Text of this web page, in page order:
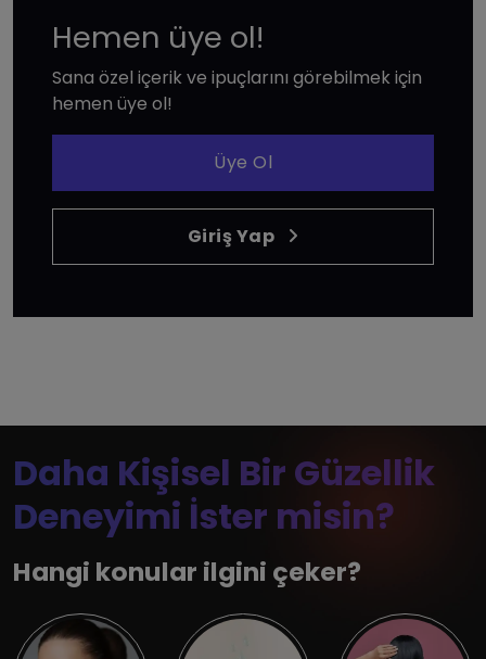
Hemen üye ol!
Sana özel içerik ve ipuçlarını görebilmek için
hemen üye ol!
Üye Ol
Giriş Yap
Daha Kişisel Bir Güzellik
Deneyimi İster misin?
Hangi konular ilgini çeker?